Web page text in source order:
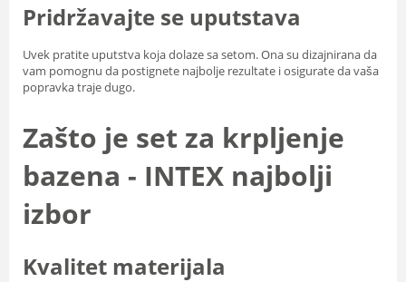
Pridržavajte se uputstava
Uvek pratite uputstva koja dolaze sa setom. Ona su dizajnirana da
vam pomognu da postignete najbolje rezultate i osigurate da vaša
popravka traje dugo.
Zašto je set za krpljenje
bazena - INTEX najbolji
izbor
Kvalitet materijala